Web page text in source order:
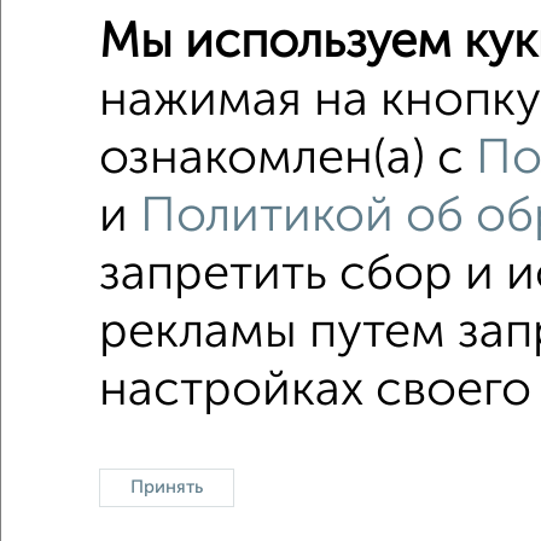
3-к
Поиск по
не
с
Двухкомнатные
Политика конфиденциальности
Мы используем
нажимая на
ознакомлен(а) с
и Политикой об
запретить сбор и
рекламы путем
настройках
Принять